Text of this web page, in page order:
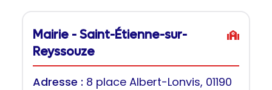
Mairie - Saint-Étienne-sur-
Reyssouze
Adresse : 8 place Albert-Lonvis, 01190